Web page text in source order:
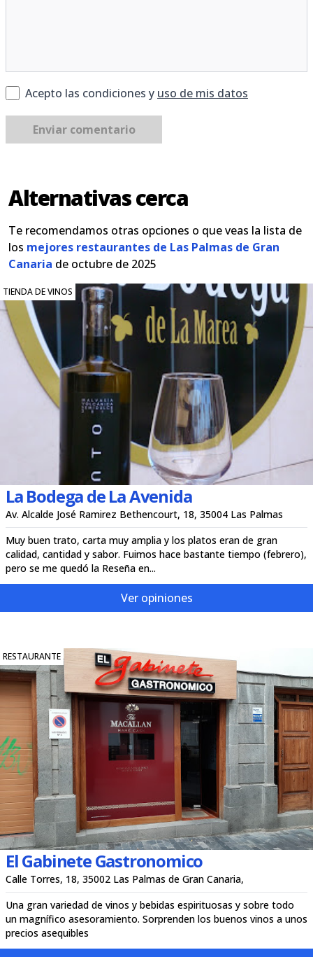
Acepto las condiciones y uso de mis datos
Enviar comentario
Alternativas cerca
Te recomendamos otras opciones o que veas la lista de
los mejores restaurantes de Las Palmas de Gran
Canaria de octubre de 2025
TIENDA DE VINOS
La Bodega de La Avenida
Av. Alcalde José Ramirez Bethencourt, 18, 35004 Las Palmas
Muy buen trato, carta muy amplia y los platos eran de gran
calidad, cantidad y sabor. Fuimos hace bastante tiempo (febrero),
pero se me quedó la Reseña en...
Ver opiniones
RESTAURANTE
El Gabinete Gastronomico
Calle Torres, 18, 35002 Las Palmas de Gran Canaria,
Una gran variedad de vinos y bebidas espirituosas y sobre todo
un magnífico asesoramiento. Sorprenden los buenos vinos a unos
precios asequibles